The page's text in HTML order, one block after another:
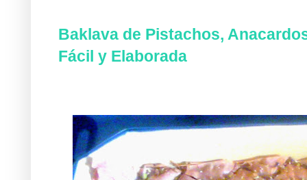
Baklava de Pistachos,
Fácil y Elaborada